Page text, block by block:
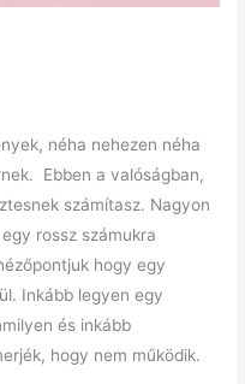
néha nehezen néha
Ebben a valóságban,
számítasz. Nagyon
rossz számukra
hogy egy
Inkább legyen egy
és inkább
hogy nem működik.